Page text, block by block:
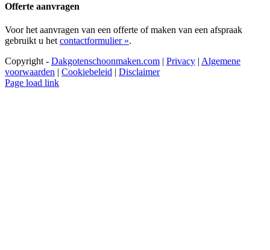
Offerte aanvragen
Voor het aanvragen van een offerte of maken van een afspraak
gebruikt u het contactformulier ».
Copyright - Dakgotenschoonmaken.com | Privacy | Algemene
voorwaarden | Cookiebeleid | Disclaimer
Page load link